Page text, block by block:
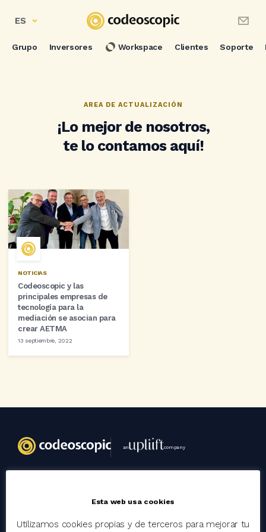
ES
Grupo Inversores Workspace Clientes Soporte
AREA DE ACTUALIZACIÓN
¡Lo mejor de nosotros,
te lo contamos aquí!
NOTICIAS
Codeoscopic y las
principales empresas de
tecnología para la
mediación se asocian para
crear AETMA
13 septiembre, 2022
an company
Esta web usa cookies
Utilizamos cookies propias y de terceros para mejorar tu